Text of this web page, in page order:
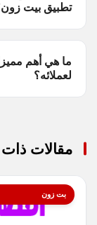
تطبيق بيت
ما هي أهم
لعملائه؟
مقالات
بت زون